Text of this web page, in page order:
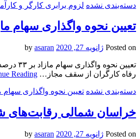
دسته‌بندی نشده لزوم برابری کارگر و
تعیین نحوه واگذاری سهام مازاد بر ۳۳ درصد بانک
Posted on ژانویه 27, 2020 asaran
رفاه کارگران از سقف مجاز… Reading
دسته‌بندی نشده تعیین نحوه واگذاری سهام مازاد بر ۳۳ درصد بانک
خراسان شمالی رقابت‌های
Posted on ژانویه 27, 2020 asaran